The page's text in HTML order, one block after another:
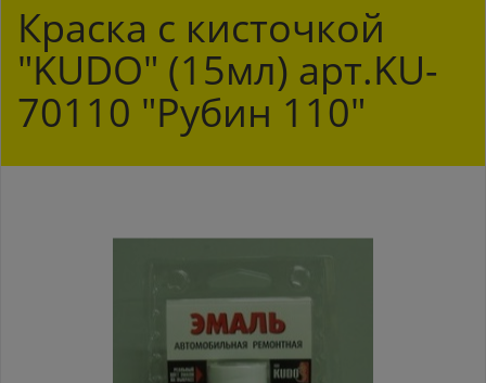
Краска с кисточкой
"KUDO" (15мл) арт.KU-
70110 "Рубин 110"